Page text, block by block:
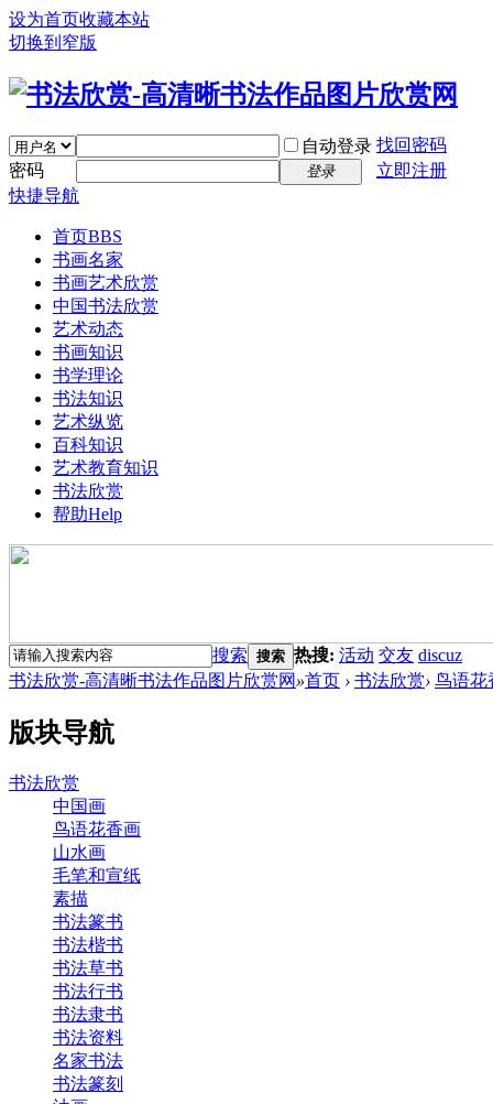
设为首页收藏本站
切换到窄版
自动登录 找回密码
密码
登录
立即注册
快捷导航
首页BBS
书画名家
书画艺术欣赏
中国书法欣赏
艺术动态
书画知识
书学理论
书法知识
艺术纵览
百科知识
艺术教育知识
书法欣赏
帮助Help
搜索 搜索 热搜: 活动 交友 discuz
书法欣赏-高清晰书法作品图片欣赏网 »首页 › 书法欣赏› 鸟语花
版块导航
书法欣赏
中国画
鸟语花香画
山水画
毛笔和宣纸
素描
书法篆书
书法楷书
书法草书
‌书法行书
书法隶书
书法资料
名家书法
书法篆刻